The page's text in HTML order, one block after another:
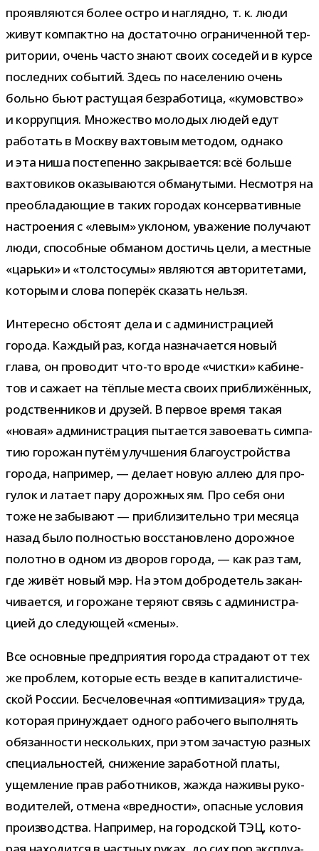
про­яв­ля­ются более остро и наглядно, т. к. люди
живут ком­пактно на доста­точно огра­ни­чен­ной тер­
ри­то­рии, очень часто знают своих сосе­дей и в курсе
послед­них собы­тий. Здесь по насе­ле­нию очень
больно бьют рас­ту­щая без­ра­бо­тица, «кумов­ство»
и кор­руп­ция. Множество моло­дых людей едут
рабо­тать в Москву вах­то­вым мето­дом, однако
и эта ниша посте­пенно закры­ва­ется: всё больше
вах­то­ви­ков ока­зы­ва­ются обма­ну­тыми. Несмотря на
пре­об­ла­да­ю­щие в таких горо­дах кон­сер­ва­тив­ные
настро­е­ния с «левым» укло­ном, ува­же­ние полу­чают
люди, спо­соб­ные обма­ном достичь цели, а мест­ные
«царьки» и «тол­сто­сумы» явля­ются авто­ри­те­тами,
кото­рым и слова попе­рёк ска­зать нельзя.
Интересно обстоят дела и с адми­ни­стра­цией
города. Каждый раз, когда назна­ча­ется новый
глава, он про­во­дит что-​то вроде «чистки» каби­не­
тов и сажает на тёп­лые места своих при­бли­жён­ных,
род­ствен­ни­ков и дру­зей. В пер­вое время такая
«новая» адми­ни­стра­ция пыта­ется заво­е­вать сим­па­
тию горо­жан путём улуч­ше­ния бла­го­устрой­ства
города, напри­мер, — делает новую аллею для про­
гу­лок и латает пару дорож­ных ям. Про себя они
тоже не забы­вают — при­бли­зи­тельно три месяца
назад было пол­но­стью вос­ста­нов­лено дорож­ное
полотно в одном из дво­ров города, — как раз там,
где живёт новый мэр. На этом доб­ро­де­тель закан­
чи­ва­ется, и горо­жане теряют связь с адми­ни­стра­
цией до сле­ду­ю­щей «смены».
Все основ­ные пред­при­я­тия города стра­дают от тех
же про­блем, кото­рые есть везде в капи­та­ли­сти­че­
ской России. Бесчеловечная «опти­ми­за­ция» труда,
кото­рая при­нуж­дает одного рабо­чего выпол­нять
обя­зан­но­сти несколь­ких, при этом зача­стую раз­ных
спе­ци­аль­но­стей, сни­же­ние зара­бот­ной платы,
ущем­ле­ние прав работ­ни­ков, жажда наживы руко­
во­ди­те­лей, отмена «вред­но­сти», опас­ные усло­вия
про­из­вод­ства. Например, на город­ской ТЭЦ, кото­